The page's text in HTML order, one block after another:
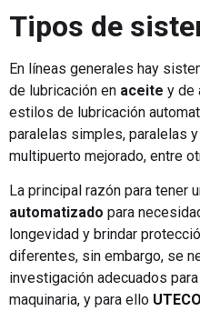
Tipos de
En líneas generales hay
de lubricación en aceite y de
estilos de lubricación
paralelas simples, paralelas
multipuerto mejorado, entre
La principal razón para tener
automatizado para
longevidad y brindar
diferentes, sin embargo, se
investigación adecuados
maquinaria, y para ello